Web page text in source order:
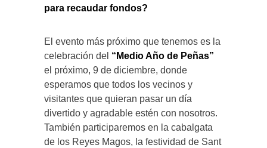
para recaudar fondos?
El evento más próximo que tenemos es la
celebración del “Medio Año de Peñas”
el próximo, 9 de diciembre, donde
esperamos que todos los vecinos y
visitantes que quieran pasar un día
divertido y agradable estén con nosotros.
También participaremos en la cabalgata
de los Reyes Magos, la festividad de Sant